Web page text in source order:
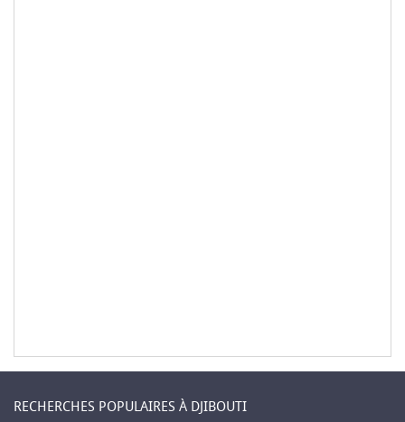
RECHERCHES POPULAIRES À DJIBOUTI